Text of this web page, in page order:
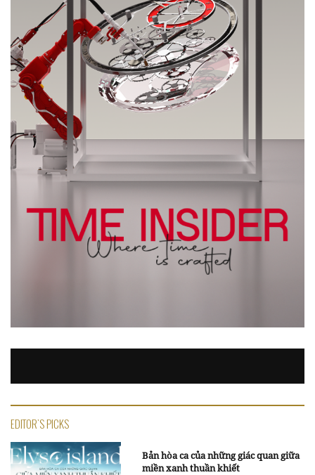
EDITOR'S PICKS
Bản hòa ca của những giác quan giữa
miền xanh thuần khiết